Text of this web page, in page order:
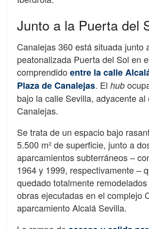
Junto a la Puerta del
Canalejas 360 está situada junto
peatonalizada Puerta del Sol en
comprendido entre la calle
Plaza de Canalejas. El hub
bajo la calle Sevilla, adyacente al
Canalejas.
Se trata de un espacio bajo
5.500 m² de superficie, junto a
aparcamientos subterráneos –
1964 y 1999, respectivamente –
quedado totalmente
obras ejecutadas en el complejo
aparcamiento Alcalá Sevilla.